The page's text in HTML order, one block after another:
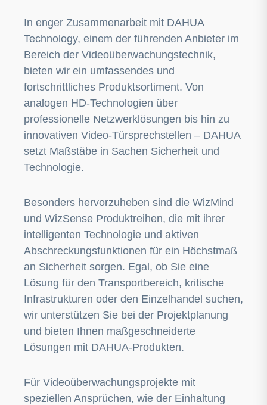
In enger Zusammenarbeit mit DAHUA
Technology, einem der führenden Anbieter im
Bereich der Videoüberwachungstechnik,
bieten wir ein umfassendes und
fortschrittliches Produktsortiment. Von
analogen HD-Technologien über
professionelle Netzwerklösungen bis hin zu
innovativen Video-Türsprechstellen – DAHUA
setzt Maßstäbe in Sachen Sicherheit und
Technologie.
Besonders hervorzuheben sind die WizMind
und WizSense Produktreihen, die mit ihrer
intelligenten Technologie und aktiven
Abschreckungsfunktionen für ein Höchstmaß
an Sicherheit sorgen. Egal, ob Sie eine
Lösung für den Transportbereich, kritische
Infrastrukturen oder den Einzelhandel suchen,
wir unterstützen Sie bei der Projektplanung
und bieten Ihnen maßgeschneiderte
Lösungen mit DAHUA-Produkten.
Für Videoüberwachungsprojekte mit
speziellen Ansprüchen, wie der Einhaltung